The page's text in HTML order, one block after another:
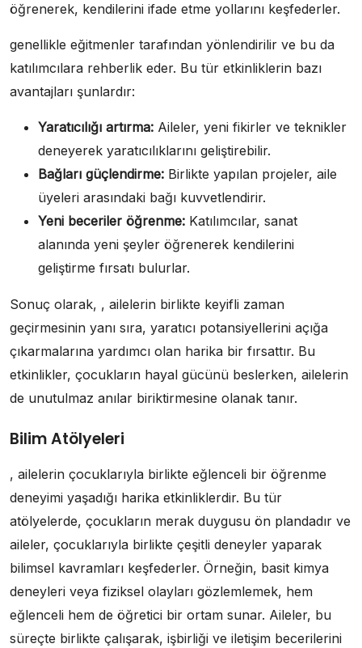
öğrenerek, kendilerini ifade etme yollarını keşfederler.
genellikle eğitmenler tarafından yönlendirilir ve bu da
katılımcılara rehberlik eder. Bu tür etkinliklerin bazı
avantajları şunlardır:
Yaratıcılığı artırma: Aileler, yeni fikirler ve teknikler
deneyerek yaratıcılıklarını geliştirebilir.
Bağları güçlendirme: Birlikte yapılan projeler, aile
üyeleri arasındaki bağı kuvvetlendirir.
Yeni beceriler öğrenme: Katılımcılar, sanat
alanında yeni şeyler öğrenerek kendilerini
geliştirme fırsatı bulurlar.
Sonuç olarak, , ailelerin birlikte keyifli zaman
geçirmesinin yanı sıra, yaratıcı potansiyellerini açığa
çıkarmalarına yardımcı olan harika bir fırsattır. Bu
etkinlikler, çocukların hayal gücünü beslerken, ailelerin
de unutulmaz anılar biriktirmesine olanak tanır.
Bilim Atölyeleri
, ailelerin çocuklarıyla birlikte eğlenceli bir öğrenme
deneyimi yaşadığı harika etkinliklerdir. Bu tür
atölyelerde, çocukların merak duygusu ön plandadır ve
aileler, çocuklarıyla birlikte çeşitli deneyler yaparak
bilimsel kavramları keşfederler. Örneğin, basit kimya
deneyleri veya fiziksel olayları gözlemlemek, hem
eğlenceli hem de öğretici bir ortam sunar. Aileler, bu
süreçte birlikte çalışarak, işbirliği ve iletişim becerilerini